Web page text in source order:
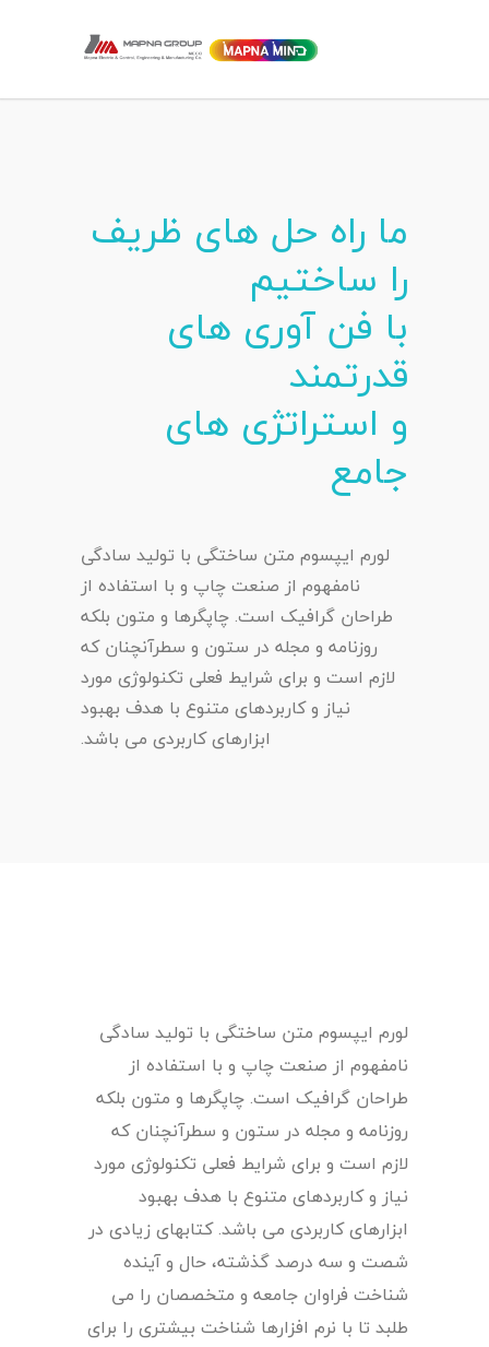
ما راه حل های ظریف
را ساختیم
با فن آوری های
قدرتمند
و استراتژی های
جامع
لورم ایپسوم متن ساختگی با تولید سادگی
نامفهوم از صنعت چاپ و با استفاده از
طراحان گرافیک است. چاپگرها و متون بلکه
روزنامه و مجله در ستون و سطرآنچنان که
لازم است و برای شرایط فعلی تکنولوژی مورد
نیاز و کاربردهای متنوع با هدف بهبود
ابزارهای کاربردی می باشد.
لورم ایپسوم متن ساختگی با تولید سادگی
نامفهوم از صنعت چاپ و با استفاده از
طراحان گرافیک است. چاپگرها و متون بلکه
روزنامه و مجله در ستون و سطرآنچنان که
لازم است و برای شرایط فعلی تکنولوژی مورد
نیاز و کاربردهای متنوع با هدف بهبود
ابزارهای کاربردی می باشد. کتابهای زیادی در
شصت و سه درصد گذشته، حال و آینده
شناخت فراوان جامعه و متخصصان را می
طلبد تا با نرم افزارها شناخت بیشتری را برای